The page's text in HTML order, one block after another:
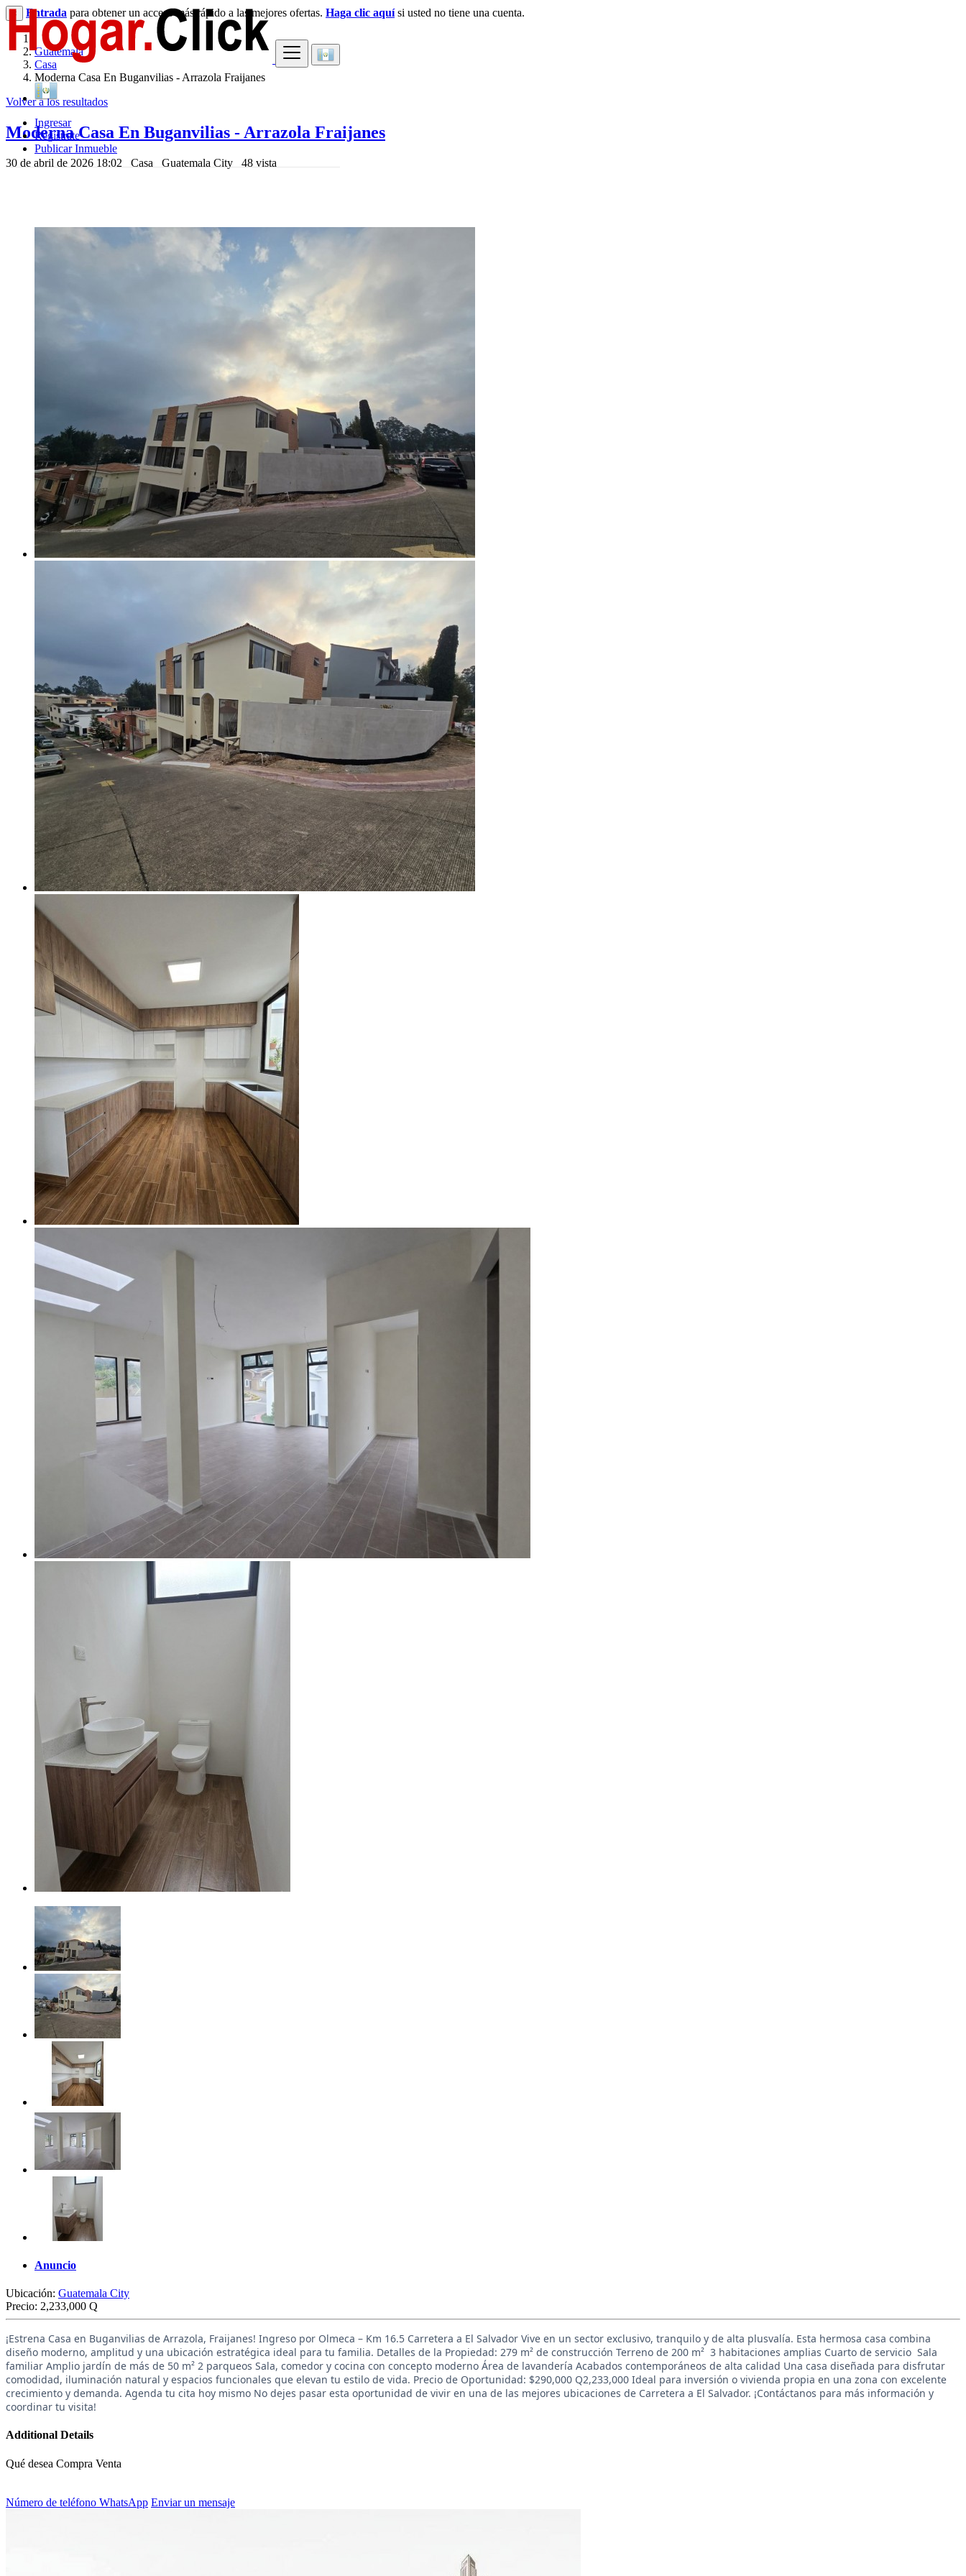
Ingresar
Regístrate
Publicar Inmueble
× Entrada para obtener un acceso más rápido a las mejores ofertas. Haga clic aquísi usted no tiene una cuenta.
Guatemala
Casa
Moderna Casa En Buganvilias - Arrazola Fraijanes
Volver a los resultados
Moderna Casa En Buganvilias - Arrazola Fraijanes
30 de abril de 2026 18:02 Casa Guatemala City 48 vista
Anuncio
Ubicación: Guatemala City
Precio: 2,233,000 Q
¡Estrena Casa en Buganvilias de Arrazola, Fraijanes! Ingreso por Olmeca – Km 16.5 Carretera a El Salvador Vive en un sector exclusivo, tranquilo y de alta plusvalía. Esta hermosa casa combina
diseño moderno, amplitud y una ubicación estratégica ideal para tu familia. Detalles de la Propiedad: 279 m² de construcción Terreno de 200 m² ️ 3 habitaciones amplias Cuarto de servicio ️ Sala
familiar Amplio jardín de más de 50 m² 2 parqueos Sala, comedor y cocina con concepto moderno Área de lavandería Acabados contemporáneos de alta calidad Una casa diseñada para disfrutar
comodidad, iluminación natural y espacios funcionales que elevan tu estilo de vida. Precio de Oportunidad: $290,000 Q2,233,000 Ideal para inversión o vivienda propia en una zona con excelente
crecimiento y demanda. Agenda tu cita hoy mismo No dejes pasar esta oportunidad de vivir en una de las mejores ubicaciones de Carretera a El Salvador. ¡Contáctanos para más información y
coordinar tu visita!
Additional Details
Qué desea Compra Venta
Número de teléfono WhatsApp Enviar un mensaje